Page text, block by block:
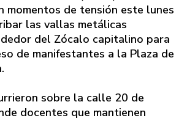
momentos de tensión este lunes
las vallas metálicas
del Zócalo capitalino para
de manifestantes a la Plaza de
sobre la calle 20 de
docentes que mantienen